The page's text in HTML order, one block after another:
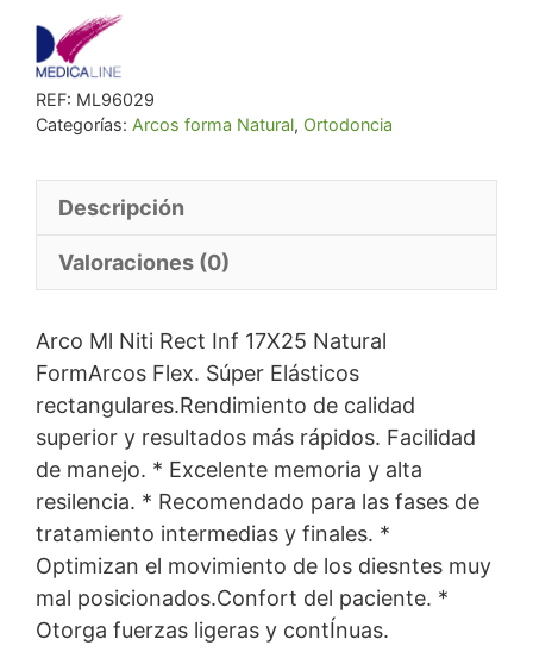
Form
REF: ML96029
Categorías: Arcos forma Natural, Ortodoncia
Descripción
Valoraciones (0)
Arco Ml Niti Rect Inf 17X25 Natural
FormArcos Flex. Súper Elásticos
rectangulares.Rendimiento de calidad
superior y resultados más rápidos. Facilidad
de manejo. * Excelente memoria y alta
resilencia. * Recomendado para las fases de
tratamiento intermedias y finales. *
Optimizan el movimiento de los diesntes muy
mal posicionados.Confort del paciente. *
Otorga fuerzas ligeras y contÍnuas.